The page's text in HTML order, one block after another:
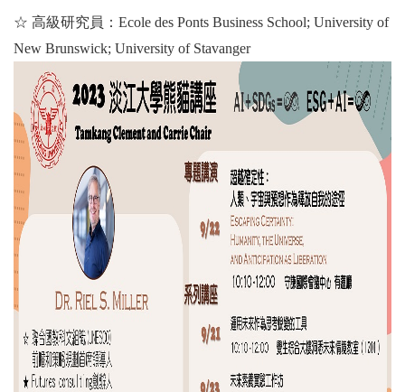
☆ 高級研究員：Ecole des Ponts Business School; University of
New Brunswick; University of Stavanger